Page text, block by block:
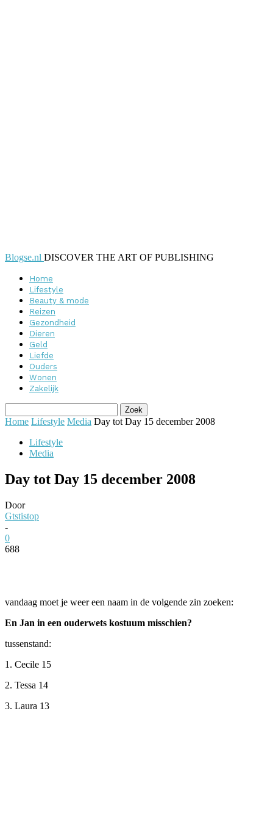
Blogse.nl DISCOVER THE ART OF PUBLISHING
Home
Lifestyle
Beauty & mode
Reizen
Gezondheid
Dieren
Geld
Liefde
Ouders
Wonen
Zakelijk
Home Lifestyle Media Day tot Day 15 december 2008
Lifestyle
Media
Day tot Day 15 december 2008
Door
Gtstistop
-
0
688
vandaag moet je weer een naam in de volgende zin zoeken:
En Jan in een ouderwets kostuum misschien?
tussenstand:
1. Cecile 15
2. Tessa 14
3. Laura 13